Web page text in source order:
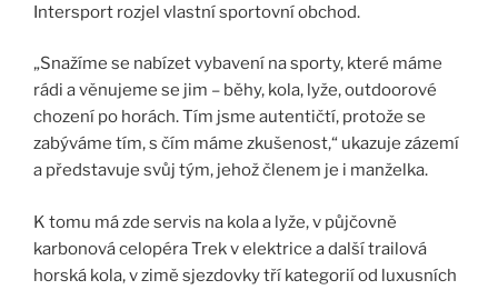
Intersport rozjel vlastní sportovní obchod.
„Snažíme se nabízet vybavení na sporty, které máme
rádi a věnujeme se jim – běhy, kola, lyže, outdoorové
chození po horách. Tím jsme autentičtí, protože se
zabýváme tím, s čím máme zkušenost,“ ukazuje zázemí
a představuje svůj tým, jehož členem je i manželka.
K tomu má zde servis na kola a lyže, v půjčovně
karbonová celopéra Trek v elektrice a další trailová
horská kola, v zimě sjezdovky tří kategorií od luxusních